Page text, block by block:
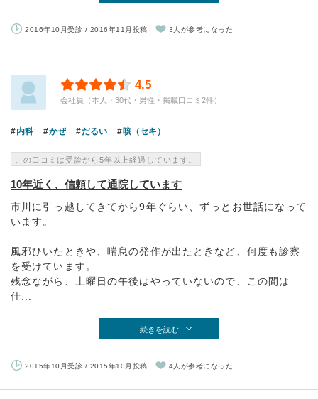
2016年10月受診 / 2016年11月投稿 3人が参考になった
4.5
会社員（本人・30代・男性・掲載口コミ2件）
内科 かぜ だるい 咳（セキ）
この口コミは受診から5年以上経過しています。
10年近く、信頼して通院しています
市川に引っ越してきてから9年ぐらい、ずっとお世話になって
います。
風邪ひいたときや、喘息の発作が出たときなど、何度も診察
を受けています。
残念ながら、土曜日の午後はやっていないので、この間は
仕...
続きを読む
2015年10月受診 / 2015年10月投稿 4人が参考になった